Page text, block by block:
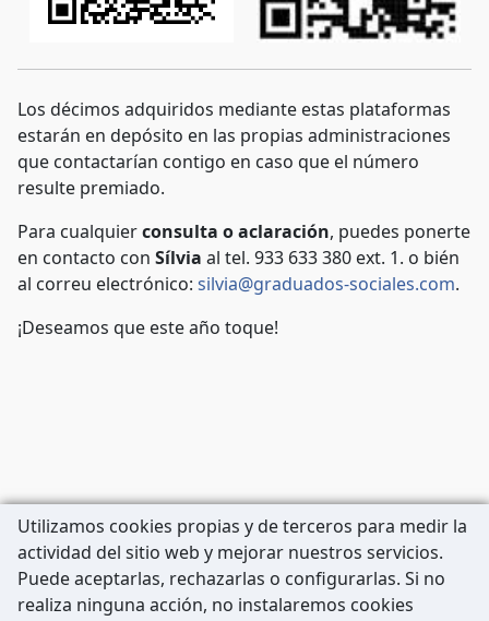
Los décimos adquiridos mediante estas plataformas
estarán en depósito en las propias administraciones
que contactarían contigo en caso que el número
resulte premiado.
Para cualquierconsulta o aclaración, puedes ponerte
en contacto con Sílvia al tel. 933 633 380 ext. 1. o bién
al correu electrónico: silvia@graduados-sociales.com.
¡Deseamos que este año toque!
Utilizamos cookies propias y de terceros para medir la
actividad del sitio web y mejorar nuestros servicios.
Puede aceptarlas, rechazarlas o configurarlas. Si no
realiza ninguna acción, no instalaremos cookies